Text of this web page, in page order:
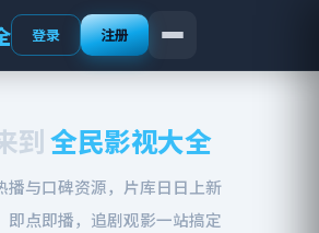
登录 注册
到全民影视大全
播与口碑资源，片库日日上新
即点即播，追剧观影一站搞定